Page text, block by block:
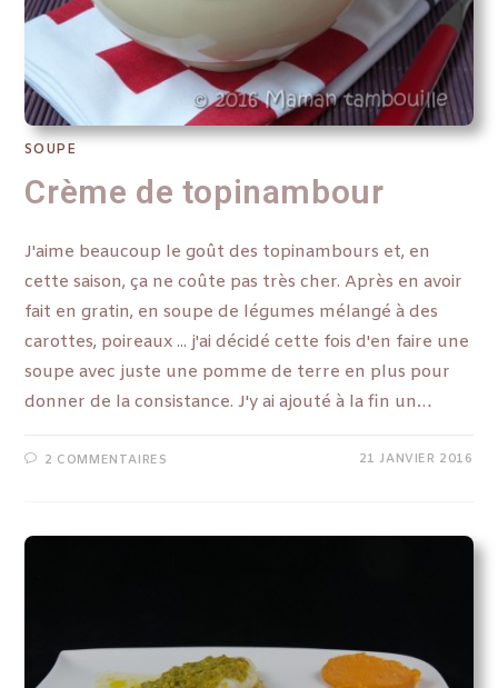
SOUPE
Crème de topinambour
J'aime beaucoup le goût des topinambours et, en
cette saison, ça ne coûte pas très cher. Après en avoir
fait en gratin, en soupe de légumes mélangé à des
carottes, poireaux ... j'ai décidé cette fois d'en faire une
soupe avec juste une pomme de terre en plus pour
donner de la consistance. J'y ai ajouté à la fin un…
2 COMMENTAIRES 21 JANVIER 2016